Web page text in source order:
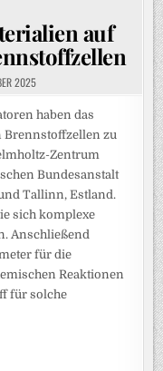
auf
2025
haben das
Brennstoffzellen zu
Zentrum
Bundesanstalt
Tallinn, Estland.
sich komplexe
Anschließend
für die
Reaktionen
für solche